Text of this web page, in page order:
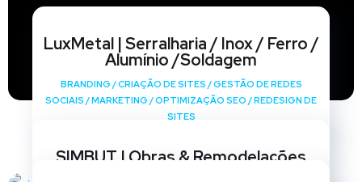
LuxMetal | Serralharia / Inox / Ferro /
Alumínio /Soldagem
BRANDING /CRIAÇÃO DE SITES /GESTÃO DE REDES
SOCIAIS /MARKETING /OPTIMIZAÇÃO SEO /REDESIGN DE
SITES
SIMBUT | Obras & Remodelações